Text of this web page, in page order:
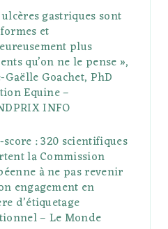
ulcères gastriques sont
et
plus
qu’on ne le pense »,
Goachet, PhD
Equine –
INFO
: 320 scientifiques
la Commission
à ne pas revenir
engagement en
d’étiquetage
– Le Monde